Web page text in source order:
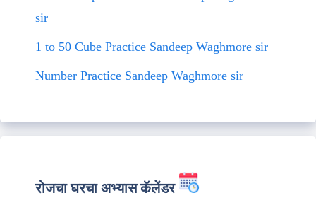
sir
1 to 50 Cube Practice Sandeep Waghmore sir
Number Practice Sandeep Waghmore sir
रोजचा घरचा अभ्यास कॅलेंडर